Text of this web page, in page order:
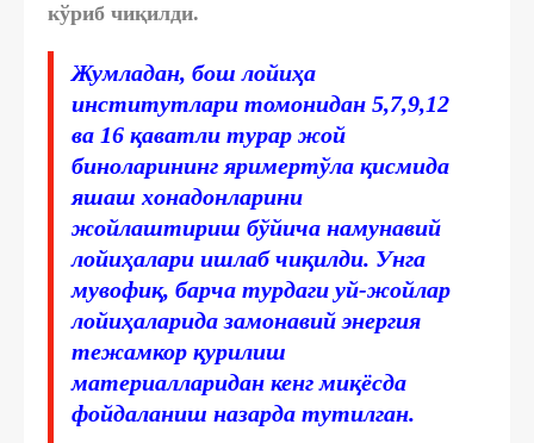
кўриб чиқилди.
Жумладан, бош лойиҳа
институтлари томонидан 5,7,9,12
ва 16 қаватли турар жой
биноларининг яримертўла қисмида
яшаш хонадонларини
жойлаштириш бўйича намунавий
лойиҳалари ишлаб чиқилди. Унга
мувофиқ, барча турдаги уй-жойлар
лойиҳаларида замонавий энергия
тежамкор қурилиш
материалларидан кенг миқёсда
фойдаланиш назарда тутилган.